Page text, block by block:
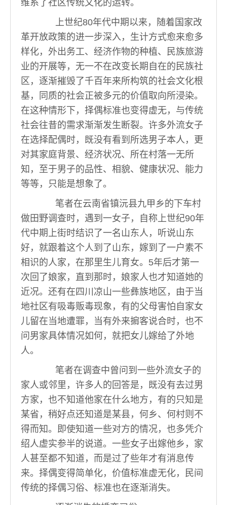
维系了社区传统文化的运转。
上世纪80年代中期以来，随着国家改
革开放政策的进一步深入，生计方式愈来愈多
样化，外出务工、经济作物的种植、民族旅游
业的开展等，无一不在改变长期自在的民族社
区，逐渐摧毁了千百年来所构筑的社会文化根
基，同质的社会正被多元的价值取向所浸染。
在这种情形下，择偶标准也变得虚无，与传统
社会往昔的需求渐渐发生断裂。许多外流女子
在选择配偶时，既没有看到所选男子本人，更
对其家庭背景、经济状况、所在村落一无所
知，至于男子的品性、相貌、健康状况、能力
等等，只能是想象了。
笔者在云南省镇沅县九甲乡的下车村
做田野调查时，遇到一女子，自称上世纪90年
代中期上街时结识了一名山东人，听说山东
好，就跟着这个人到了山东，嫁到了一户素不
相识的人家，在那里生儿育女。5年后才第一
次回了娘家，直到那时，娘家人也才知道她的
近况。还有在四川凉山一些彝族地区，由于当
地社区有吸毒贩毒现象，有的父母害怕自家女
儿留在当地遭罪，当有外来掮客说合时，也不
问男家具体情况如何，就把女儿嫁给了外地
人。
笔者在调查中曾问到一些外流女子的
家人或邻里，许多人的回答是，既没有去过男
方家，也不知道他家在什么地方，有的只知是
某省，稍好点还知道是某县，何乡、何村则不
得而知。即使知道一些对方的情况，也多凭介
绍人虚实参半的说道。一些女子出嫁他乡，家
人甚至都不知道，而是过了些年才有消息传
来。择偶变得简单化，价值标准虚无化，民间
传统的择偶习俗、标准也在逐渐消失。